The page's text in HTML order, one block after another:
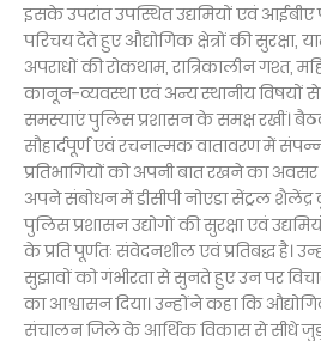
इसके उपरांत उपस्थित उद्यमियों एवं आईबीए
परिचय देते हुए औद्योगिक क्षेत्रों की सुरक्षा,
अपराधों की रोकथाम, रात्रिकालीन गश्त,
कानून-व्यवस्था एवं अन्य स्थानीय विषयों
समस्याएं पुलिस प्रशासन के समक्ष रखीं।
सौहार्दपूर्ण एवं रचनात्मक वातावरण में
प्रतिभागियों को अपनी बात रखने का अवसर
अपने संबोधन में डीसीपी नोएडा सेंट्रल
पुलिस प्रशासन उद्योगों की सुरक्षा एवं
के प्रति पूर्णतः संवेदनशील एवं प्रतिबद्ध है।
सुझावों को गंभीरता से सुनते हुए उन पर
का आश्वासन दिया। उन्होंने कहा कि
संचालन जिले के आर्थिक विकास से सीधे